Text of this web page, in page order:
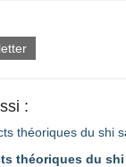
:
théoriques du